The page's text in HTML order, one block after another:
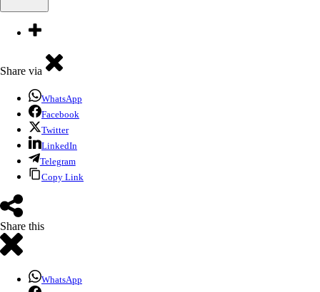
Share via
WhatsApp
Facebook
Twitter
LinkedIn
Telegram
Copy Link
Share this
WhatsApp